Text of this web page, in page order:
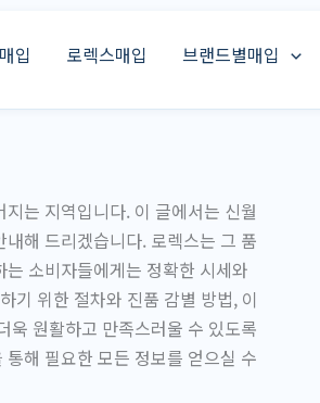
입 로렉스매입 브랜드별매입
는 지역입니다. 이 글에서는 신월
해 드리겠습니다. 로렉스는 그 품
소비자들에게는 정확한 시세와
기 위한 절차와 진품 감별 방법, 이
욱 원활하고 만족스러울 수 있도록
해 필요한 모든 정보를 얻으실 수